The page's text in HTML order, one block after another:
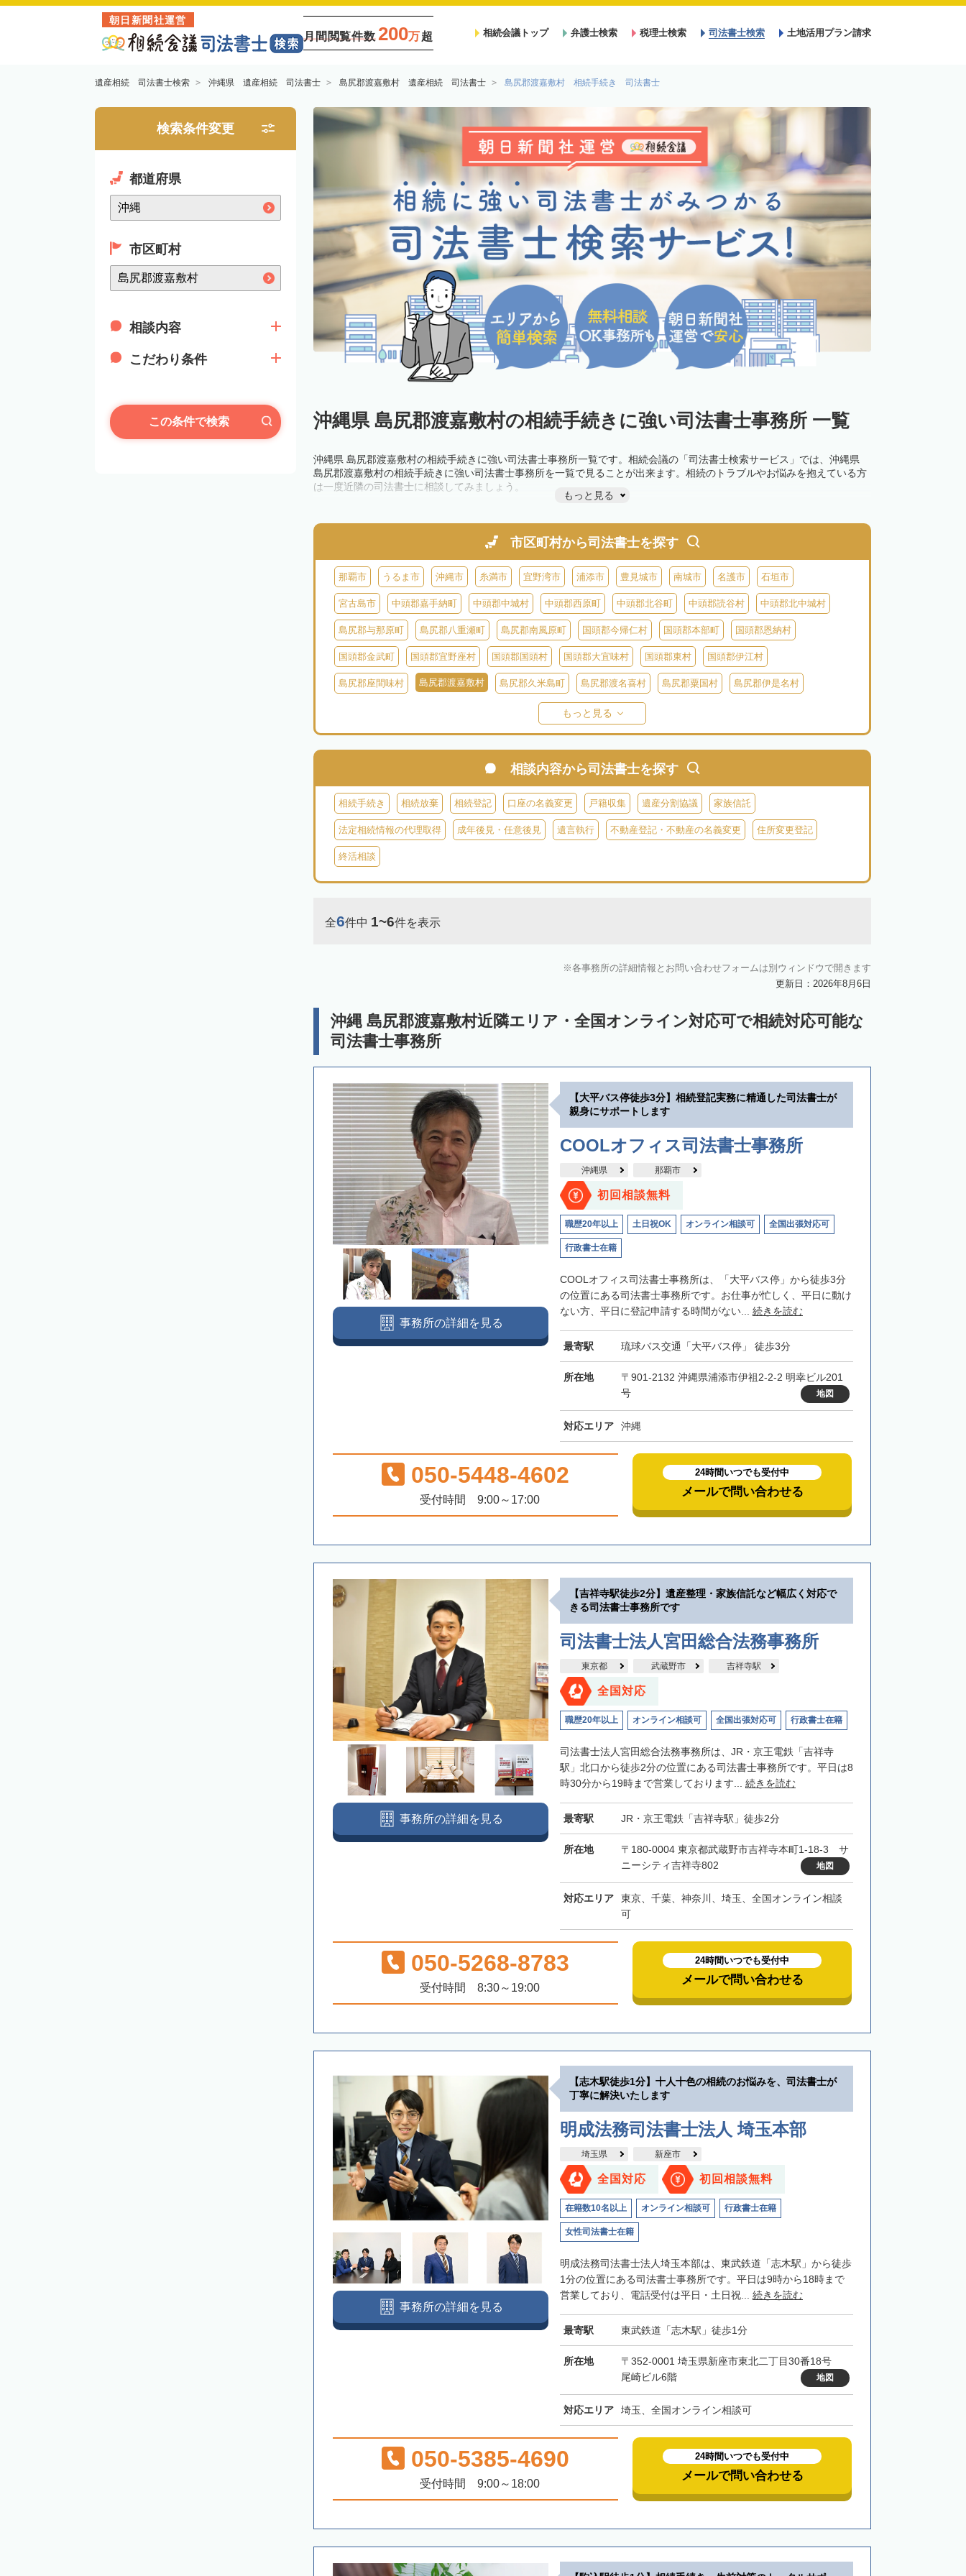
朝日新聞社運営
月間閲覧件数 200万超 相続会議トップ 弁護士検索 税理士検索 司法書士検索 土地活用プラン請求
遺産相続 司法書士検索 沖縄県 遺産相続 司法書士 島尻郡渡嘉敷村 遺産相続 司法書士 島尻郡渡嘉敷村 相続手続き 司法書士
検索条件変更
都道府県
市区町村
相談内容
こだわり条件
この条件で検索 沖縄県 島尻郡渡嘉敷村の相続手続きに強い司法書士事務所 一覧
沖縄県 島尻郡渡嘉敷村の相続手続きに強い司法書士事務所一覧です。相続会議の「司法書士検索サービス」では、沖縄県
島尻郡渡嘉敷村の相続手続きに強い司法書士事務所を一覧で見ることが出来ます。相続のトラブルやお悩みを抱えている方
は一度近隣の司法書士に相談してみましょう。
もっと見る
市区町村から司法書士を探す
那覇市 うるま市 沖縄市 糸満市 宜野湾市 浦添市 豊見城市 南城市 名護市 石垣市
宮古島市 中頭郡嘉手納町 中頭郡中城村 中頭郡西原町 中頭郡北谷町 中頭郡読谷村 中頭郡北中城村
島尻郡与那原町 島尻郡八重瀬町 島尻郡南風原町 国頭郡今帰仁村 国頭郡本部町 国頭郡恩納村
国頭郡金武町 国頭郡宜野座村 国頭郡国頭村 国頭郡大宜味村 国頭郡東村 国頭郡伊江村
島尻郡座間味村 島尻郡渡嘉敷村 島尻郡久米島町 島尻郡渡名喜村 島尻郡粟国村 島尻郡伊是名村
島尻郡北大東村 宮古郡多良間村
もっと見る
相談内容から司法書士を探す
相続手続き 相続放棄 相続登記 口座の名義変更 戸籍収集 遺産分割協議 家族信託
法定相続情報の代理取得 成年後見・任意後見 遺言執行 不動産登記・不動産の名義変更 住所変更登記
終活相談
全6件中 1~6件を表示
各事務所の詳細情報とお問い合わせフォームは別ウィンドウで開きます
更新日：2026年8月6日
沖縄 島尻郡渡嘉敷村近隣エリア・全国オンライン対応可で相続対応可能な
司法書士事務所
【大平バス停徒歩3分】相続登記実務に精通した司法書士が
親身にサポートします
COOLオフィス司法書士事務所
沖縄県 那覇市
初回相談無料
職歴20年以上 土日祝OK オンライン相談可 全国出張対応可
行政書士在籍
COOLオフィス司法書士事務所は、「大平バス停」から徒歩3分
の位置にある司法書士事務所です。お仕事が忙しく、平日に動け
ない方、平日に登記申請する時間がない... 続きを読む
最寄駅 琉球バス交通「大平バス停」 徒歩3分
所在地
〒901-2132 沖縄県浦添市伊祖2-2-2 明幸ビル201
号
地図
対応エリア 沖縄
事務所の詳細を見る
050-5448-4602
受付時間 9:00～17:00
24時間いつでも受付中
メールで問い合わせる
【吉祥寺駅徒歩2分】遺産整理・家族信託など幅広く対応で
きる司法書士事務所です
司法書士法人宮田総合法務事務所
東京都 武蔵野市 吉祥寺駅
全国対応
職歴20年以上 オンライン相談可 全国出張対応可 行政書士在籍
司法書士法人宮田総合法務事務所は、JR・京王電鉄「吉祥寺
駅」北口から徒歩2分の位置にある司法書士事務所です。平日は8
時30分から19時まで営業しております... 続きを読む
最寄駅 JR・京王電鉄「吉祥寺駅」徒歩2分
所在地
〒180-0004 東京都武蔵野市吉祥寺本町1-18-3 サ
ニーシティ吉祥寺802
地図
対応エリア
東京、千葉、神奈川、埼玉、全国オンライン相談
可
事務所の詳細を見る
050-5268-8783
受付時間 8:30～19:00
24時間いつでも受付中
メールで問い合わせる
【志木駅徒歩1分】十人十色の相続のお悩みを、司法書士が
丁寧に解決いたします
明成法務司法書士法人 埼玉本部
埼玉県 新座市
全国対応 初回相談無料
在籍数10名以上 オンライン相談可 行政書士在籍
女性司法書士在籍
明成法務司法書士法人埼玉本部は、東武鉄道「志木駅」から徒歩
1分の位置にある司法書士事務所です。平日は9時から18時まで
営業しており、電話受付は平日・土日祝... 続きを読む
最寄駅 東武鉄道「志木駅」徒歩1分
所在地
〒352-0001 埼玉県新座市東北二丁目30番18号
尾崎ビル6階
地図
対応エリア 埼玉、全国オンライン相談可
事務所の詳細を見る
050-5385-4690
受付時間 9:00～18:00
24時間いつでも受付中
メールで問い合わせる